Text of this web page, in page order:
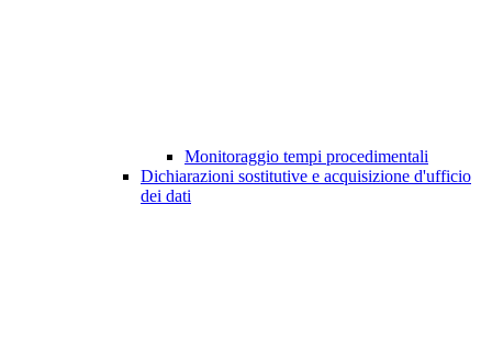
Monitoraggio tempi procedimentali
Dichiarazioni sostitutive e acquisizione d'ufficio
dei dati